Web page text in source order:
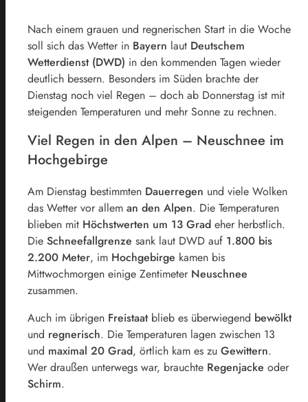
Nach einem grauen und regnerischen Start in die Woche
soll sich das Wetter in Bayern laut Deutschem
Wetterdienst (DWD) in den kommenden Tagen wieder
deutlich bessern. Besonders im Süden brachte der
Dienstag noch viel Regen – doch ab Donnerstag ist mit
steigenden Temperaturen und mehr Sonne zu rechnen.
Viel Regen in den Alpen – Neuschnee im
Hochgebirge
Am Dienstag bestimmten Dauerregen und viele Wolken
das Wetter vor allem an den Alpen. Die Temperaturen
blieben mit Höchstwerten um 13 Grad eher herbstlich.
Die Schneefallgrenze sank laut DWD auf 1.800 bis
2.200 Meter, im Hochgebirge kamen bis
Mittwochmorgen einige Zentimeter Neuschnee
zusammen.
Auch im übrigen Freistaatblieb es überwiegend bewölkt
und regnerisch. Die Temperaturen lagen zwischen 13
und maximal 20 Grad, örtlich kam es zu Gewittern.
Wer draußen unterwegs war, brauchte Regenjacke oder
Schirm.